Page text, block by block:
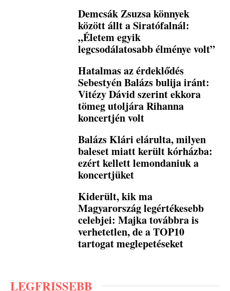
Demcsák Zsuzsa könnyek
között állt a Siratófalnál:
„Életem egyik
legcsodálatosabb élménye volt”
Hatalmas az érdeklődés
Sebestyén Balázs bulija iránt:
Vitézy Dávid szerint ekkora
tömeg utoljára Rihanna
koncertjén volt
Balázs Klári elárulta, milyen
baleset miatt került kórházba:
ezért kellett lemondaniuk a
koncertjüket
Kiderült, kik ma
Magyarország legértékesebb
celebjei: Majka továbbra is
verhetetlen, de a TOP10
tartogat meglepetéseket
LEGFRISSEBB